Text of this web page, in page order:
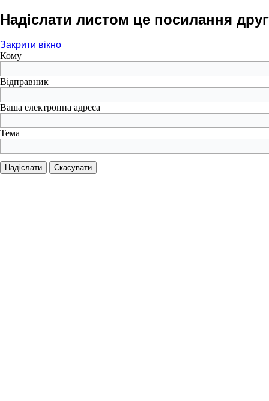
Надіслати листом це посилання
Закрити вікно
Кому
Відправник
Ваша електронна адреса
Тема
Надіслати Скасувати